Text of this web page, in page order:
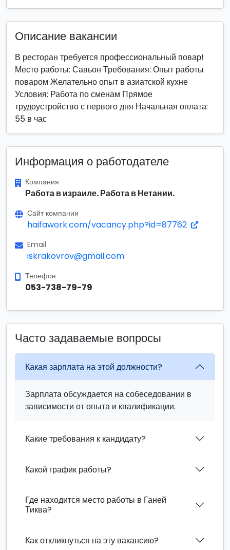
Описание вакансии
В ресторан требуется профессиональный повар!
Место работы: Савьон Требования: Опыт работы
поваром Желательно опыт в азиатской кухне
Условия: Работа по сменам Прямое
трудоустройство с первого дня Начальная оплата:
55 в час
Информация о работодателе
Компания
Работа в израиле. Работа в Нетании.
Сайт компании
haifawork.com/vacancy.php?id=87762
Email
iskrakovrov@gmail.com
Телефон
053-738-79-79
Часто задаваемые вопросы
Какая зарплата на этой должности?
Зарплата обсуждается на собеседовании в
зависимости от опыта и квалификации.
Какие требования к кандидату?
Какой график работы?
Где находится место работы в Ганей
Тиква?
Как откликнуться на эту вакансию?